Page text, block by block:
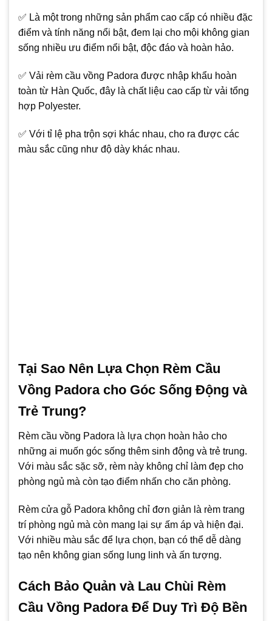
✅ Là một trong những sản phẩm cao cấp có nhiều đặc
điểm và tính năng nổi bật, đem lại cho mội không gian
sống nhiều ưu điểm nổi bật, độc đáo và hoàn hảo.
✅ Vải rèm cầu vồng Padora được nhập khẩu hoàn
toàn từ Hàn Quốc, đây là chất liệu cao cấp từ vải tổng
hợp Polyester.
✅ Với tỉ lệ pha trộn sợi khác nhau, cho ra được các
màu sắc cũng như độ dày khác nhau.
Tại Sao Nên Lựa Chọn Rèm Cầu
Vồng Padora cho Góc Sống Động và
Trẻ Trung?
Rèm cầu vồng Padora là lựa chọn hoàn hảo cho
những ai muốn góc sống thêm sinh động và trẻ trung.
Với màu sắc sặc sỡ, rèm này không chỉ làm đẹp cho
phòng ngủ mà còn tạo điểm nhấn cho căn phòng.
Rèm cửa gỗ Padora không chỉ đơn giản là rèm trang
trí phòng ngủ mà còn mang lại sự ấm áp và hiện đại.
Với nhiều màu sắc để lựa chọn, bạn có thể dễ dàng
tạo nên không gian sống lung linh và ấn tượng.
Cách Bảo Quản và Lau Chùi Rèm
Cầu Vồng Padora Để Duy Trì Độ Bền